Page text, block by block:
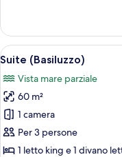
(Lipari)
Apri
tutte
le
foto
per
Suite
(Basiluzzo)
12
Suite (Basiluzzo)
Vista mare parziale
60 m²
1 camera
Per 3 persone
1 letto king e 1 divano